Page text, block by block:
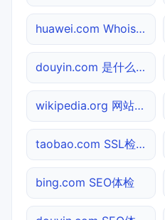
huawei.com Whois查询
douyin.com 是什么网站
wikipedia.org 网站状态
taobao.com SSL检测
bing.com SEO体检